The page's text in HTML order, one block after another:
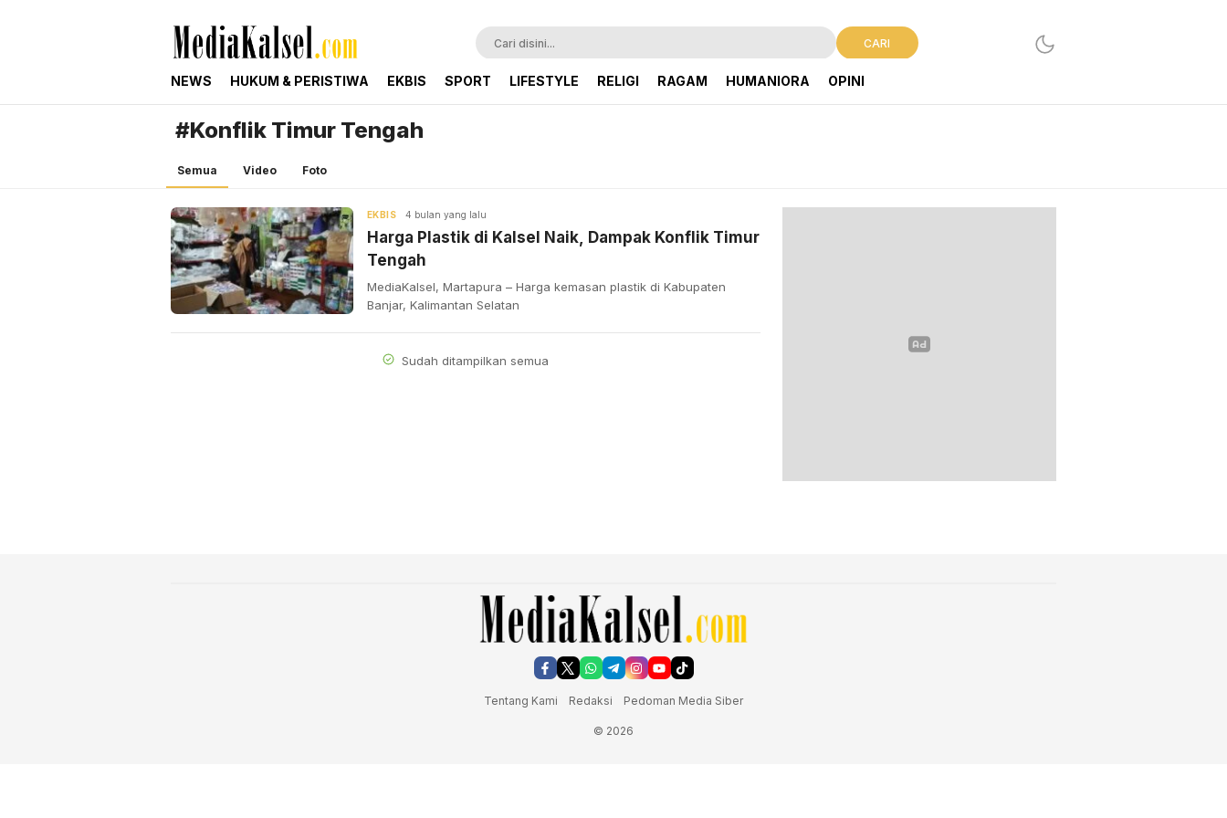
mediakalsel.com
Berita Update Banua
CARI
NEWS HUKUM & PERISTIWA EKBIS SPORT LIFESTYLE RELIGI RAGAM HUMANIORA OPINI
#Konflik Timur Tengah
Semua Video Foto
EKBIS 4 bulan yang lalu
Harga Plastik di Kalsel Naik, Dampak Konflik Timur
Tengah
MediaKalsel, Martapura – Harga kemasan plastik di Kabupaten
Banjar, Kalimantan Selatan
Sudah ditampilkan semua
Tentang Kami Redaksi Pedoman Media Siber
© 2026